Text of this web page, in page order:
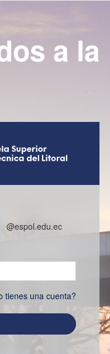
a la
@espol.edu.ec
tienes una cuenta?